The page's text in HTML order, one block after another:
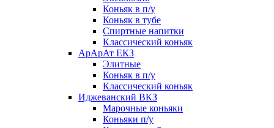
Коньяк в п/у
Коньяк в тубе
Спиртные напитки
Классический коньяк
АрАрАт ЕКЗ
Элитные
Коньяк в п/у
Классический коньяк
Иджеванский ВКЗ
Марочные коньяки
Коньяки п/у